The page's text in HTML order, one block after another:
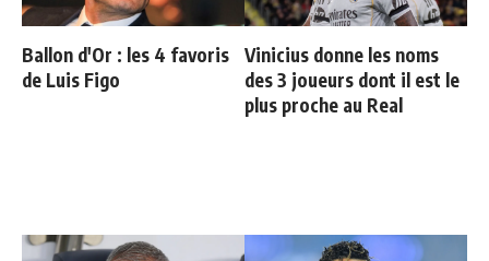
Ballon d'Or : les 4 favoris
de Luis Figo
Vinicius donne les noms
des 3 joueurs dont il est le
plus proche au Real